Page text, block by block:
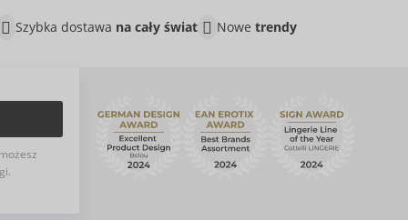
Szybka dostawa na cały świat Nowe trendy